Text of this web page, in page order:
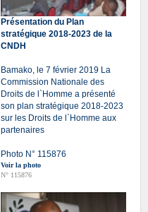
Présentation du Plan
stratégique 2018-2023 de la
CNDH
Bamako, le 7 février 2019 La
Commission Nationale des
Droits de l`Homme a présenté
son plan stratégique 2018-2023
sur les Droits de l`Homme aux
partenaires
Photo N° 115876
Voir la photo
N° 115876